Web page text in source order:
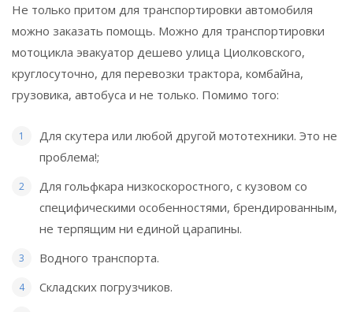
Не только притом для транспортировки автомобиля
можно заказать помощь. Можно для транспортировки
мотоцикла эвакуатор дешево улица Циолковского,
круглосуточно, для перевозки трактора, комбайна,
грузовика, автобуса и не только. Помимо того:
Для скутера или любой другой мототехники. Это не
проблема!;
Для гольфкара низкоскоростного, с кузовом со
специфическими особенностями, брендированным,
не терпящим ни единой царапины.
Водного транспорта.
Складских погрузчиков.